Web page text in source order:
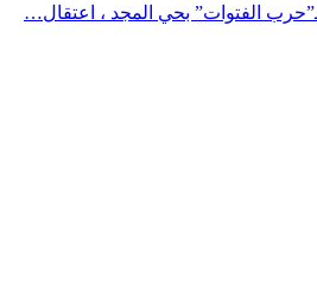
الفتوات” بحي المجد ، اعتقال…